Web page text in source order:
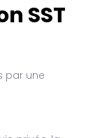
SST
par une